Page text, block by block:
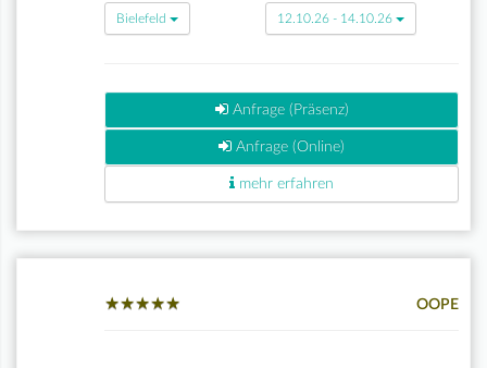
Bielefeld 12.10.26 - 14.10.26
Anfrage (Präsenz)
Anfrage (Online)
mehr erfahren
★★★★★
★★★★★ OOPE